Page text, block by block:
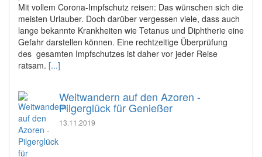
Mit vollem Corona-Impfschutz reisen: Das wünschen sich die
meisten Urlauber. Doch darüber vergessen viele, dass auch
lange bekannte Krankheiten wie Tetanus und Diphtherie eine
Gefahr darstellen können. Eine rechtzeitige Überprüfung
des gesamten Impfschutzes ist daher vor jeder Reise
ratsam. [...]
Weitwandern auf den Azoren -
Pilgerglück für Genießer
13.11.2019